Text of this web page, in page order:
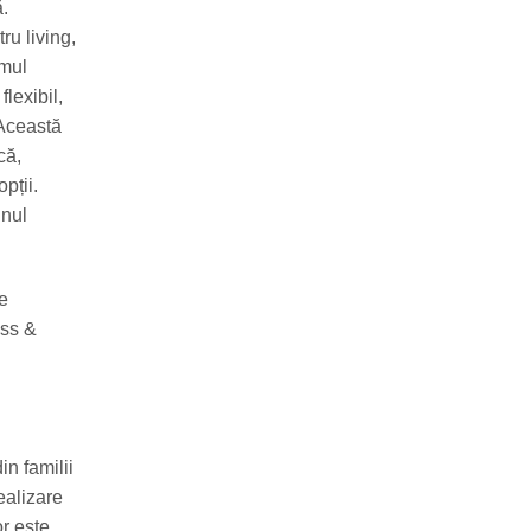
living,
&
familii
este